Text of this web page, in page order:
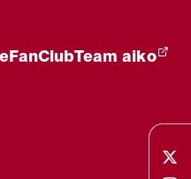
FanClubTeam aiko